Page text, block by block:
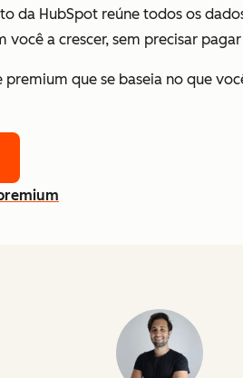
da HubSpot reúne todos os
a crescer, sem precisar
que se baseia no que